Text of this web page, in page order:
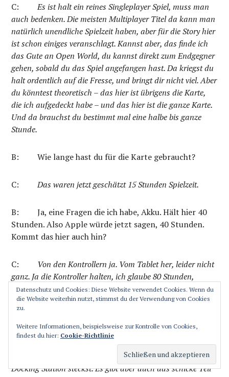
C:
Es ist halt ein reines Singleplayer Spiel, muss man
auch bedenken. Die meisten Multiplayer Titel da kann man
natürlich unendliche Spielzeit haben, aber für die Story hier
ist schon einiges veranschlagt. Kannst aber, das finde ich
das Gute an Open World, du kannst direkt zum Endgegner
gehen, sobald du das Spiel angefangen hast. Da kriegst du
halt ordentlich auf die Fresse, und bringt dir nicht viel. Aber
du könntest theoretisch – das hier ist übrigens die Karte,
die ich aufgedeckt habe – und das hier ist die ganze Karte.
Und da brauchst du bestimmt mal eine halbe bis ganze
Stunde.
B:Wie lange hast du für die Karte gebraucht?
C:Das waren jetzt geschätzt 15 Stunden Spielzeit.
B: Ja, eine Fragen die ich habe, Akku. Hält hier 40
Stunden. Also Apple würde jetzt sagen, 40 Stunden.
Kommt das hier auch hin?
C:
Von den Kontrollern ja. Vom Tablet her, leider nicht
ganz. Ja die Kontroller halten, ich glaube 80 Stunden,
offiziell? 80! Also dieser Pro-Controller auf jeden Fall. Diese
hier wahrscheinlich ein bisschen weniger.
B: Wie lädt sie auf?
Die lädst du auf, indem du sie an das Tablet in die
Docking Station steckst. Es gibt aber auch das schicke Teil
Datenschutz und Cookies: Diese Website verwendet Cookies. Wenn du
die Website weiterhin nutzt, stimmst du der Verwendung von Cookies
zu.
Weitere Informationen, beispielsweise zur Kontrolle von Cookies,
findest du hier: Cookie-Richtlinie